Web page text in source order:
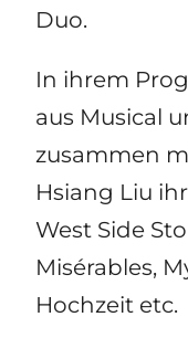
Duo.
In ihrem
aus Musical
zusammen
Hsiang Liu
West Side
Misérables,
Hochzeit etc.